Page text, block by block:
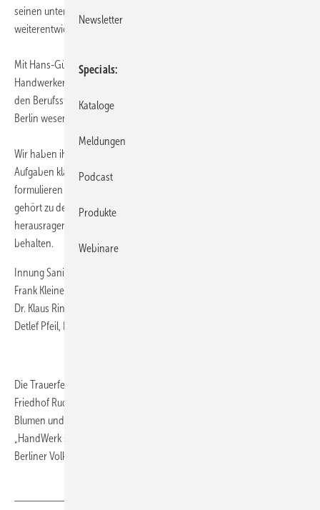
seinen unternehmerischen Blick ständig überprüfen und
weiterentwickeln.
Mit Hans-Günter Hagelgans verliert die SHK-Berufsorganisation eine
Handwerkerpersönlichkeit, die sich durch engagiertes Eintreten für
den Berufsstand ausgezeichnet und zum Ansehen der Innung SHK
Berlin wesentlich beigetragen hat.
Wir haben ihn geschätzt wegen seiner Art zuzuhören, Probleme und
Aufgaben klar zu erkennen, Lösungen ergebnisorientiert zu
formulieren und dabei motivierend zu wirken. Hans-Günter Hagelgans
gehört zu den ganz Großen der Berliner Innung. Wir werden diese
herausragende Persönlichkeit in dankbarer und ehrender Erinnerung
behalten.
Innung Sanitär Heizung Klempner Klima Berlin
Frank Kleinert, Stellv. Obermeister
Dr. Klaus Rinkenburger, Geschäftsführer
Detlef Pfeil, Leiter SHK-Ausbildungszentrum
Die Trauerfeier findet am Dienstag, 24. Juli 2012, 10.30 Uhr, Ev.
Friedhof Rudow, Ostburger Weg 43, 12355 Berlin statt. Anstelle von
Blumen und Kränzen wird um eine Spende zugunsten der Stiftung
„HandWerk stiftet Zukunft“, Konto 20 000 18 000, BLZ 100 900 00,
Berliner Volksbank gebeten.
Newsletter
Specials
Kataloge
Meldungen
Podcast
Produkte
Webinare